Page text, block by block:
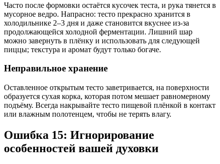
Часто после формовки остаётся кусочек теста, и рука тянется в
мусорное ведро. Напрасно: тесто прекрасно хранится в
холодильнике 2–3 дня и даже становится вкуснее из-за
продолжающейся холодной ферментации. Лишний шар
можно завернуть в плёнку и использовать для следующей
пиццы; текстура и аромат будут только богаче.
Неправильное хранение
Оставленное открытым тесто заветривается, на поверхности
образуется сухая корка, которая потом мешает равномерному
подъёму. Всегда накрывайте тесто пищевой плёнкой в контакт
или влажным полотенцем, чтобы не терять влагу.
Ошибка 15: Игнорирование
особенностей вашей духовки